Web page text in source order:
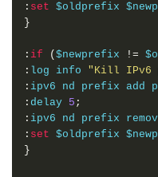
: set $oldprefix
}
: if ( $newprefix !=
: log info "Kill IPv6
: ipv6 nd prefix add
: delay 5 ;
: ipv6 nd prefix
: set $oldprefix
}